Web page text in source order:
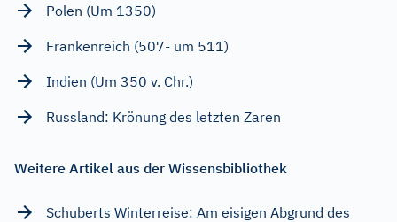
Polen (Um 1350)
Frankenreich (507- um 511)
Indien (Um 350 v. Chr.)
Russland: Krönung des letzten Zaren
Weitere Artikel aus der Wissensbibliothek
Schuberts Winterreise: Am eisigen Abgrund des